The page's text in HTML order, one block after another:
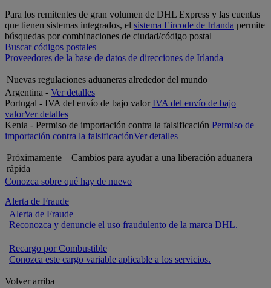
Para los remitentes de gran volumen de DHL Express y las cuentas
que tienen sistemas integrados, el sistema Eircode de Irlanda permite
búsquedas por combinaciones de ciudad/código postal
Buscar códigos postales
Proveedores de la base de datos de direcciones de Irlanda
Nuevas regulaciones aduaneras alrededor del mundo
Argentina - Ver detalles
Portugal - IVA del envío de bajo valorIVA del envío de bajo
valorVer detalles
Kenia - Permiso de importación contra la falsificación Permiso de
importación contra la falsificaciónVer detalles
Próximamente – Cambios para ayudar a una liberación aduanera
rápida
Conozca sobre qué hay de nuevo
Alerta de Fraude
Alerta de Fraude
Reconozca y denuncie el uso fraudulento de la marca DHL.
Recargo por Combustible
Conozca este cargo variable aplicable a los servicios.
Volver arriba